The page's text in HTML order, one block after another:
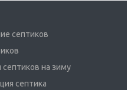
септиков
септиков на зиму
септика